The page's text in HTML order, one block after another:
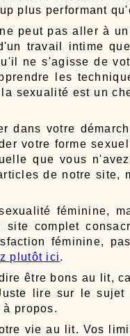
plus performant
peut pas aller à
travail intime
ne s'agisse de
les
sexualité est un
dans votre
votre forme
que vous
de notre site,
féminine,
site complet
féminine,
plutôt ici.
être bons au lit,
lire sur le sujet
propos.
vie au lit. Vos